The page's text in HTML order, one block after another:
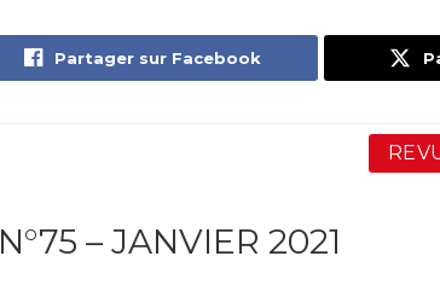
Partager sur Facebook
N°75 – JANVIER 2021